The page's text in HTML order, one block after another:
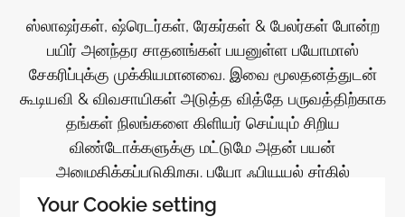
ஸ்லாஷர்கள், ஷ்ரெடர்கள், ரேகர்கள் & பேலர்கள் போன்ற
பயிர் அனந்தர சாதனங்கள் பயனுள்ள பயோமாஸ்
சேகரிப்புக்கு முக்கியமானவை. இவை மூலதனத்துடன்
கூடியவி & விவசாயிகள் அடுத்த வித்தே பருவத்திற்காக
தங்கள் நிலங்களை கிளியர் செய்யும் சிறிய
விண்டோக்களுக்கு மட்டுமே அதன் பயன்
அனுமதிக்கப்படுகிறது. பயோ ஃபியூயல் சர்கில்
பிளாட்ஃபாரமில் வாடகைக்கு எடுத்துக் கொண்டால்
Your Cookie setting